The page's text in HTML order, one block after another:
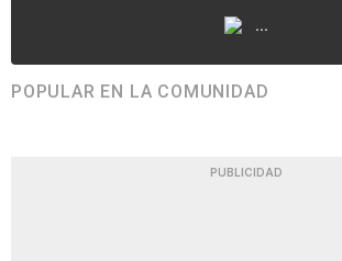
...
POPULAR EN LA COMUNIDAD
PUBLICIDAD